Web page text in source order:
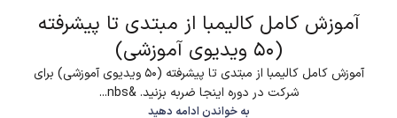
آموزش کامل کالیمبا از مبتدی تا پیشرفته
(50 ویدیوی آموزشی)
آموزش کامل کالیمبا از مبتدی تا پیشرفته (50 ویدیوی آموزشی) برای
شرکت در دوره اینجا ضربه بزنید. &nbs...
به خواندن ادامه دهید